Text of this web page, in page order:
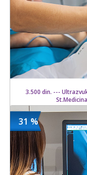
3.500 din. ---
31 %